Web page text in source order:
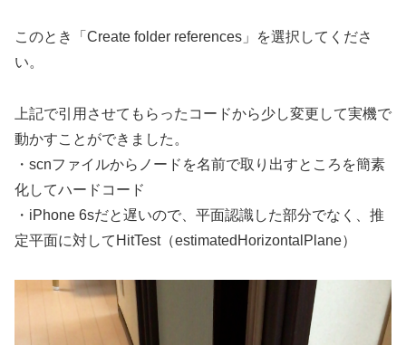
このとき「Create folder references」を選択してくださ
い。
上記で引用させてもらったコードから少し変更して実機で
動かすことができました。
・scnファイルからノードを名前で取り出すところを簡素
化してハードコード
・iPhone 6sだと遅いので、平面認識した部分でなく、推
定平面に対してHitTest（estimatedHorizontalPlane）